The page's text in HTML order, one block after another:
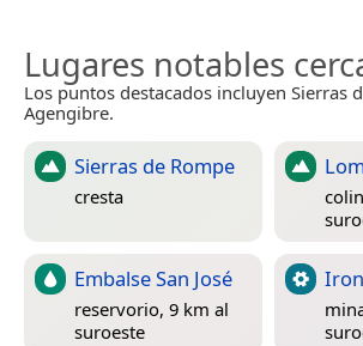
Lugares notables
Los puntos destacados incluyen Sierras
Agengibre.
Sierras de Rompe
cresta
Embalse San José
reservorio, 9 km al
suroeste